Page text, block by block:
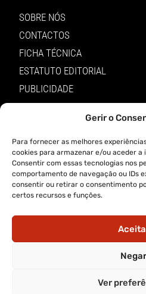
Gerir o
Para fornecer as melhores
cookies para armazenar e/ou aceder
Consentir com essas tecnologias nos
comportamento de navegação ou IDs
consentir ou retirar o consentimento
certos recursos e funções.
Negar
Ver
SOBRE NÓS
CONTACTOS
FICHA TÉCNICA
ESTATUTO EDITORIAL
PUBLICIDADE
LOJA
TERMOS E
POLÍTICA DE PROTEÇÃO DE
TERMOS DE UTILIZADOR
TERMOS E CONDIÇÕES DA
APP A VOZ DE TRÁS-OS-
APP ALERTA TRÁS-OS-